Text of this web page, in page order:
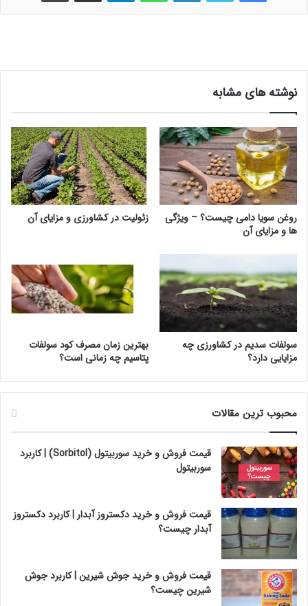
نوشته های مشابه
روغن سویا دامی چیست؟ – ویژگی
ها و مزایای آن
زئولیت در کشاورزی و مزایای آن
سولفات سدیم در کشاورزی چه
مزایایی دارد؟
بهترین زمان مصرف کود سولفات
پتاسیم چه زمانی است؟
محبوب ترین مقالات
قیمت فروش و خرید سوربیتول (Sorbitol) | کاربرد
سوربیتول
قیمت فروش و خرید دکستروز آبدار | کاربرد دکستروز
آبدار چیست؟
قیمت فروش و خرید جوش شیرین | کاربرد جوش
شیرین چیست؟